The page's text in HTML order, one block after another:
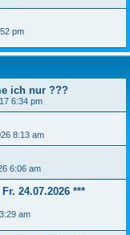
pm
ich nur ???
6:34 pm
8:13 am
6:06 am
24.07.2026 ***
am